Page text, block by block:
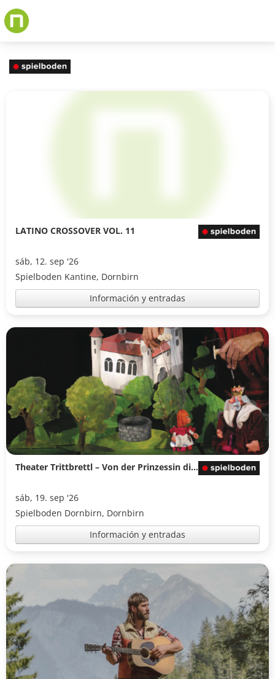
Skip
to
LATINO CROSSOVER VOL. 11
sáb, 12. sep '26
Spielboden Kantine, Dornbirn
Información y entradas
Theater Trittbrettl – Von der Prinzessin die sich um alles in der Welt den Mond wünschte
sáb, 19. sep '26
Spielboden Dornbirn, Dornbirn
Información y entradas